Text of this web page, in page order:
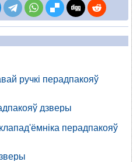
ручкі перадпакояў
дзверы
перадпакояў